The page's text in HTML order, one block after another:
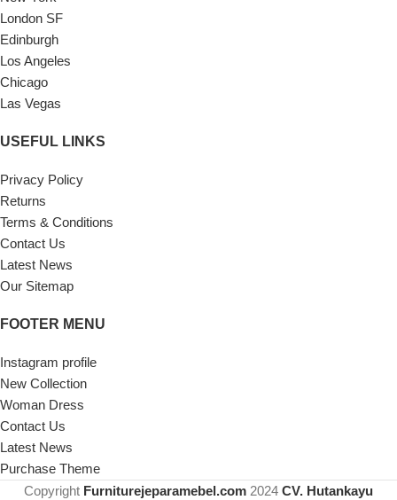
London SF
Edinburgh
Los Angeles
Chicago
Las Vegas
USEFUL LINKS
Privacy Policy
Returns
Terms & Conditions
Contact Us
Latest News
Our Sitemap
FOOTER MENU
Instagram profile
New Collection
Woman Dress
Contact Us
Latest News
Purchase Theme
Copyright Furniturejeparamebel.com 2024 CV. Hutankayu